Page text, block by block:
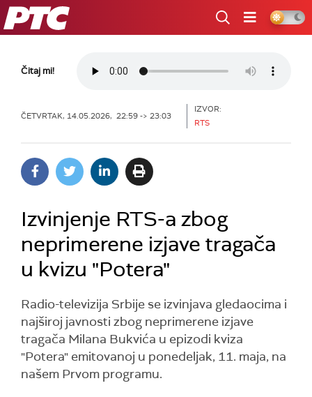
RTS
Čitaj mi!
ČETVRTAK, 14.05.2026, 22:59 -> 23:03
IZVOR:
RTS
Izvinjenje RTS-a zbog
neprimerene izjave tragača
u kvizu "Potera"
Radio-televizija Srbije se izvinjava gledaocima i
najširoj javnosti zbog neprimerene izjave
tragača Milana Bukvića u epizodi kviza
"Potera" emitovanoj u ponedeljak, 11. maja, na
našem Prvom programu.